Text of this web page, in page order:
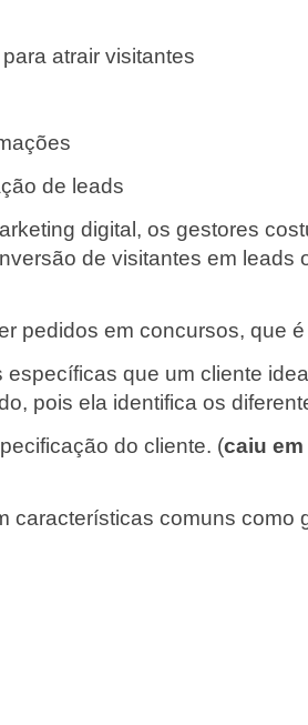
atrair visitantes
de leads
digital, os gestores
de visitantes em leads
pedidos em concursos, que
que um cliente
pois ela identifica os
do cliente. (caiu
comuns como